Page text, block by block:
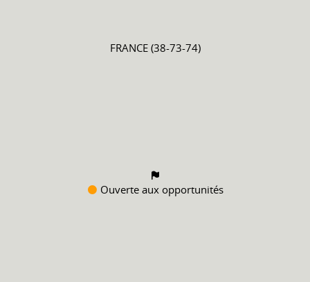
FRANCE (38-73-74)
Ouverte aux opportunités